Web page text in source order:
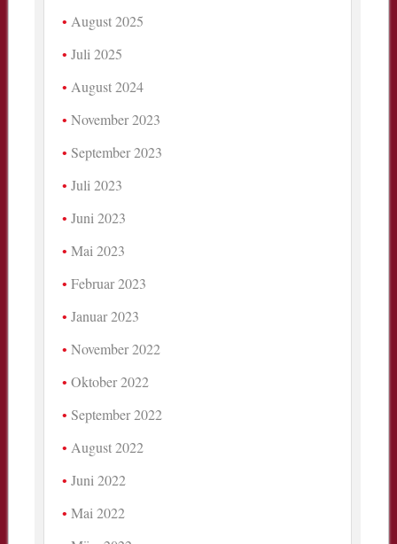
August 2025
Juli 2025
August 2024
November 2023
September 2023
Juli 2023
Juni 2023
Mai 2023
Februar 2023
Januar 2023
November 2022
Oktober 2022
September 2022
August 2022
Juni 2022
Mai 2022